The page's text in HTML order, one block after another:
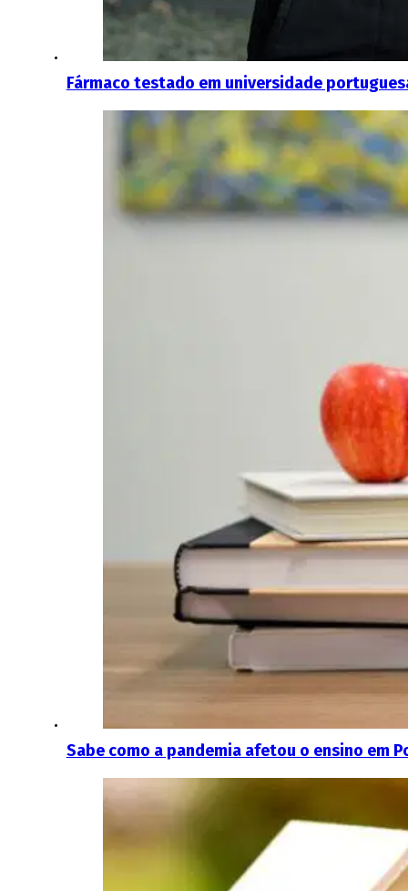
Fármaco testado em universidade
Sabe como a pandemia afetou o ensino em